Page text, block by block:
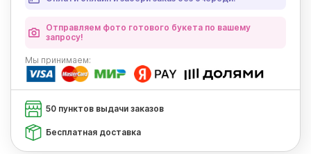
Отправляем фото готового букета по вашему
запросу!
Мы принимаем:
50 пунктов выдачи заказов
Бесплатная доставка